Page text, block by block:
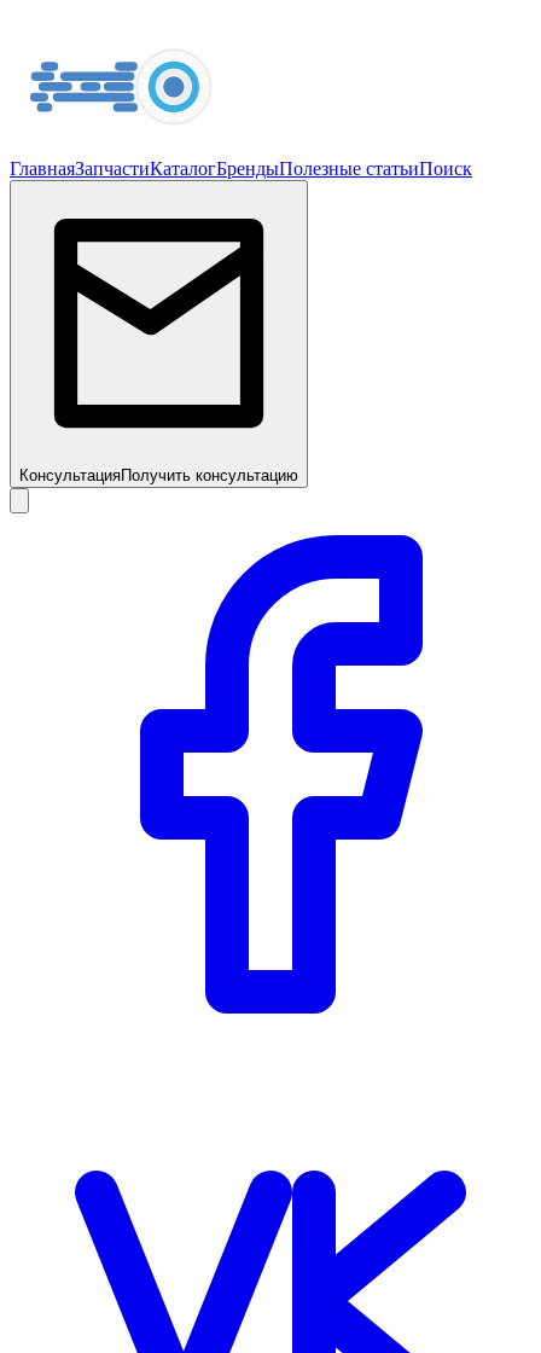
ГлавнаяЗапчастиКаталогБрендыПолезные статьиПоиск
КонсультацияПолучить консультацию